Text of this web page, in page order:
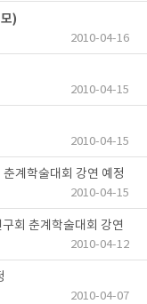
)
2010-04-16
2010-04-15
2010-04-15
계학술대회 강연 예정
2010-04-15
회 춘계학술대회 강연
2010-04-12
2010-04-07